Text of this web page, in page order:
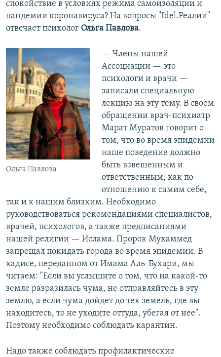
спокойствие в условиях режима самоизоляции и
пандемии коронавируса? На вопросы "Idel.Реалии"
отвечает психолог Ольга Павлова.
Ольга Павлова
— Члены нашей
Ассоциации — это
психологи и врачи —
записали специальную
лекцию на эту тему. В своем
обращении врач-психиатр
Марат Муратов говорит о
том, что во время эпидемии
наше поведение должно
быть взвешенным и
ответственным, как по
отношению к самим себе,
так и к нашим близким. Необходимо
руководствоваться рекомендациями специалистов,
врачей, психологов, а также предписаниями
нашей религии — Ислама. Пророк Мухаммед
запрещал покидать города во время эпидемии. В
хадисе, переданном от Имама Аль-Бухари, мы
читаем: "Если вы услышите о том, что на какой-то
земле разразилась чума, не отправляйтесь в эту
землю, а если чума дойдет до тех земель, где вы
находитесь, то не уходите оттуда, убегая от нее".
Поэтому необходимо соблюдать карантин.
Надо также соблюдать профилактические